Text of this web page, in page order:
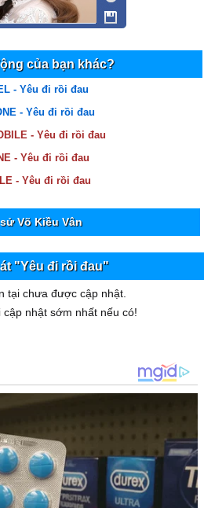
của bạn khác?
- Yêu đi rồi đau
- Yêu đi rồi đau
- Yêu đi rồi đau
- Yêu đi rồi đau
- Yêu đi rồi đau
Võ Kiều Vân
"Yêu đi rồi đau"
tại chưa được cập nhật.
nhật sớm nhất nếu có!